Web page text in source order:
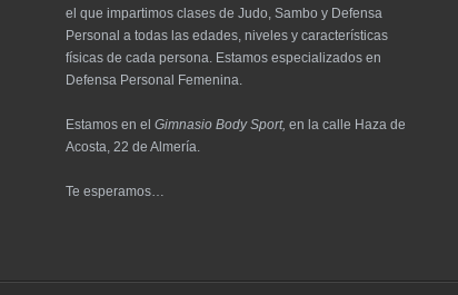
el que impartimos clases de Judo, Sambo y Defensa
Personal a todas las edades, niveles y características
físicas de cada persona. Estamos especializados en
Defensa Personal Femenina.
Estamos en elGimnasio Body Sport,en la calle Haza de
Acosta, 22 de Almería.
Te esperamos…